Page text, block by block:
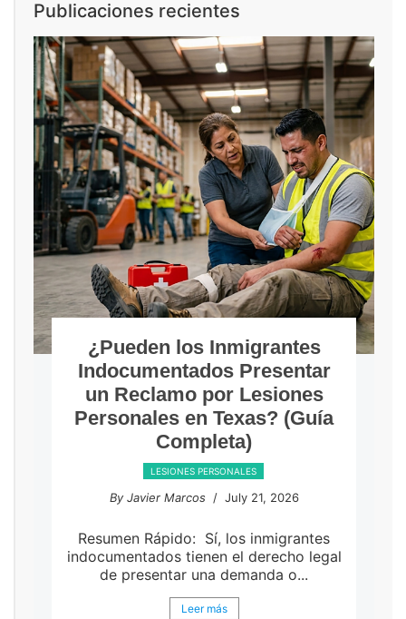
Publicaciones recientes
¿Pueden los Inmigrantes
Indocumentados Presentar
un Reclamo por Lesiones
Personales en Texas? (Guía
Completa)
LESIONES PERSONALES
By Javier Marcos/ July 21, 2026
Resumen Rápido: Sí, los inmigrantes
indocumentados tienen el derecho legal
de presentar una demanda o...
Leer más